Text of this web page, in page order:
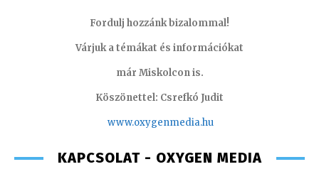
Fordulj hozzánk bizalommal!
Várjuk a témákat és információkat
már Miskolcon is.
Köszönettel: Csrefkó Judit
www.oxygenmedia.hu
KAPCSOLAT - OXYGEN MEDIA